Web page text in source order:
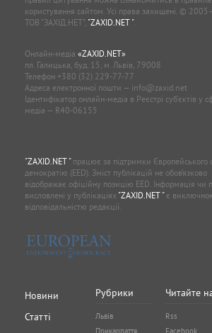
ТОВ “ЗАХІД.НЕТ”,"ZAXID.NET ".
пл. Галицька, буд. 15, м. Львів, 79008
Телефон +380 (32) 229-77-77
Адреса електронної пошти —info@zaxid.net
Ідентифікатор онлайн-медіа в Реєстрі суб'єктів у
медіа — R40-06155
демократію (EED). Зміст публікацій не обов’язково
відображає офіційну позицію EED. Інформація чи
висловлені у публікаціях"ZAXID.NET "є
відповідальністю редакції.
Прикарпаття
Facebook